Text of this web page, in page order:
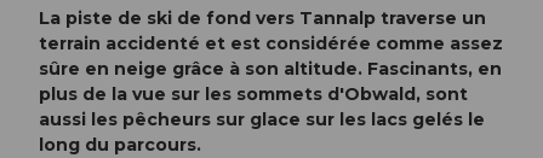
La piste de ski de fond vers Tannalp traverse un
terrain accidenté et est considérée comme assez
sûre en neige grâce à son altitude. Fascinants, en
plus de la vue sur les sommets d'Obwald, sont
aussi les pêcheurs sur glace sur les lacs gelés le
long du parcours.